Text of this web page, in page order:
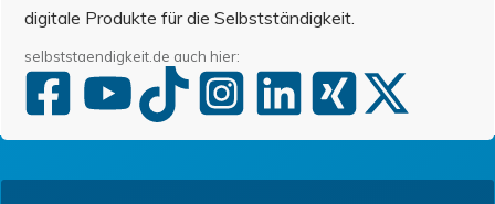
digitale Produkte für die Selbstständigkeit.
selbststaendigkeit.de auch hier: